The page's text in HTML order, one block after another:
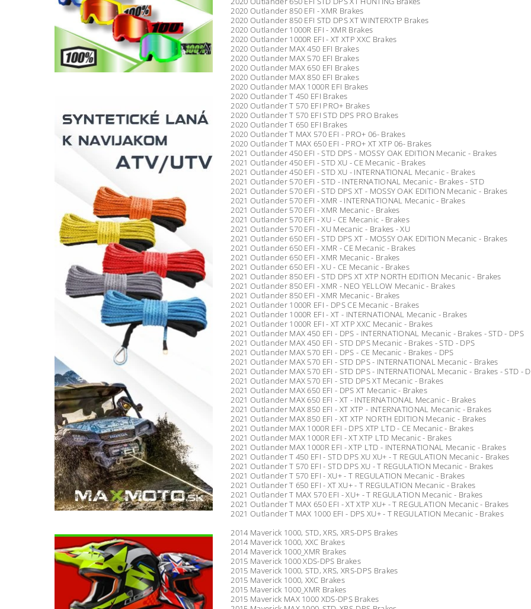
2020 Outlander 850 EFI - XMR Brakes
2020 Outlander 850 EFI STD DPS XT WINTERXTP Brakes
2020 Outlander 1000R EFI - XMR Brakes
2020 Outlander 1000R EFI - XT XTP XXC Brakes
2020 Outlander MAX 450 EFI Brakes
2020 Outlander MAX 570 EFI Brakes
2020 Outlander MAX 650 EFI Brakes
2020 Outlander MAX 850 EFI Brakes
2020 Outlander MAX 1000R EFI Brakes
2020 Outlander T 450 EFI Brakes
2020 Outlander T 570 EFI PRO+ Brakes
2020 Outlander T 570 EFI STD DPS PRO Brakes
2020 Outlander T 650 EFI Brakes
2020 Outlander T MAX 570 EFI - PRO+ 06- Brakes
2020 Outlander T MAX 650 EFI - PRO+ XT XTP 06- Brakes
2021 Outlander 450 EFI - STD DPS - MOSSY OAK EDITION Mecanic - Brakes
2021 Outlander 450 EFI - STD XU - CE Mecanic - Brakes
2021 Outlander 450 EFI - STD XU - INTERNATIONAL Mecanic - Brakes
2021 Outlander 570 EFI - STD - INTERNATIONAL Mecanic - Brakes - STD
2021 Outlander 570 EFI - STD DPS XT - MOSSY OAK EDITION Mecanic - Brakes
2021 Outlander 570 EFI - XMR - INTERNATIONAL Mecanic - Brakes
2021 Outlander 570 EFI - XMR Mecanic - Brakes
2021 Outlander 570 EFI - XU - CE Mecanic - Brakes
2021 Outlander 570 EFI - XU Mecanic - Brakes - XU
2021 Outlander 650 EFI - STD DPS XT - MOSSY OAK EDITION Mecanic - Brakes
2021 Outlander 650 EFI - XMR - CE Mecanic - Brakes
2021 Outlander 650 EFI - XMR Mecanic - Brakes
2021 Outlander 650 EFI - XU - CE Mecanic - Brakes
2021 Outlander 850 EFI - STD DPS XT XTP NORTH EDITION Mecanic - Brakes
2021 Outlander 850 EFI - XMR - NEO YELLOW Mecanic - Brakes
2021 Outlander 850 EFI - XMR Mecanic - Brakes
2021 Outlander 1000R EFI - DPS CE Mecanic - Brakes
2021 Outlander 1000R EFI - XT - INTERNATIONAL Mecanic - Brakes
2021 Outlander 1000R EFI - XT XTP XXC Mecanic - Brakes
2021 Outlander MAX 450 EFI - DPS - INTERNATIONAL Mecanic - Brakes - STD - DPS
2021 Outlander MAX 450 EFI - STD DPS Mecanic - Brakes - STD - DPS
2021 Outlander MAX 570 EFI - DPS - CE Mecanic - Brakes - DPS
2021 Outlander MAX 570 EFI - STD DPS - INTERNATIONAL Mecanic - Brakes
2021 Outlander MAX 570 EFI - STD DPS - INTERNATIONAL Mecanic - Brakes - STD -
2021 Outlander MAX 570 EFI - STD DPS XT Mecanic - Brakes
2021 Outlander MAX 650 EFI - DPS XT Mecanic - Brakes
2021 Outlander MAX 650 EFI - XT - INTERNATIONAL Mecanic - Brakes
2021 Outlander MAX 850 EFI - XT XTP - INTERNATIONAL Mecanic - Brakes
2021 Outlander MAX 850 EFI - XT XTP NORTH EDITION Mecanic - Brakes
2021 Outlander MAX 1000R EFI - DPS XTP LTD - CE Mecanic - Brakes
2021 Outlander MAX 1000R EFI - XT XTP LTD Mecanic - Brakes
2021 Outlander MAX 1000R EFI - XTP LTD - INTERNATIONAL Mecanic - Brakes
2021 Outlander T 450 EFI - STD DPS XU XU+ - T REGULATION Mecanic - Brakes
2021 Outlander T 570 EFI - STD DPS XU - T REGULATION Mecanic - Brakes
2021 Outlander T 570 EFI - XU+ - T REGULATION Mecanic - Brakes
2021 Outlander T 650 EFI - XT XU+ - T REGULATION Mecanic - Brakes
2021 Outlander T MAX 570 EFI - XU+ - T REGULATION Mecanic - Brakes
2021 Outlander T MAX 650 EFI - XT XTP XU+ - T REGULATION Mecanic - Brakes
2021 Outlander T MAX 1000 EFI - DPS XU+ - T REGULATION Mecanic - Brakes
2014 Maverick 1000, STD, XRS, XRS-DPS Brakes
2014 Maverick 1000, XXC Brakes
2014 Maverick 1000_XMR Brakes
2015 Maverick 1000 XDS-DPS Brakes
2015 Maverick 1000, STD, XRS, XRS-DPS Brakes
2015 Maverick 1000, XXC Brakes
2015 Maverick 1000_XMR Brakes
2015 Maverick MAX 1000 XDS-DPS Brakes